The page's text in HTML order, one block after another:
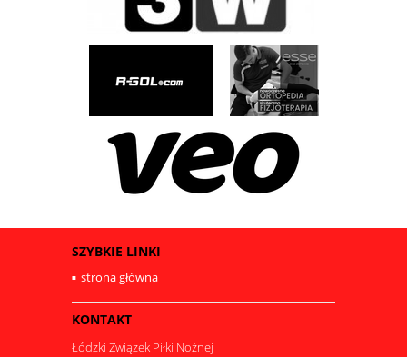
SZYBKIE LINKI
strona główna
KONTAKT
Łódzki Związek Piłki Nożnej